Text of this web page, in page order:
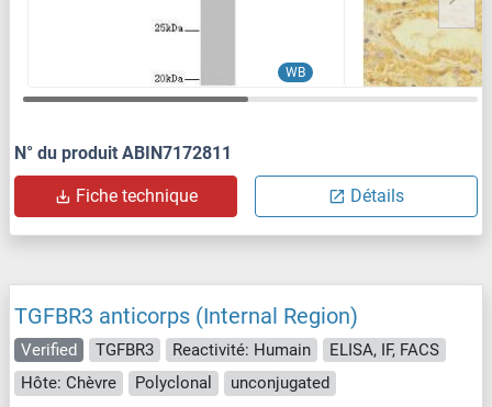
WB
N° du produit ABIN7172811
Fiche technique Détails
TGFBR3 anticorps (Internal Region)
Verified TGFBR3 Reactivité: Humain
ELISA, IF, FACS
Hôte: Chèvre
Polyclonal unconjugated